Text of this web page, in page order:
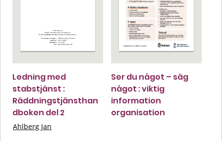
Ledning med
stabstjänst :
Räddningstjänsthan
dboken del 2
Ahlberg Jan
Ser du något – säg
något : viktig
information
organisation